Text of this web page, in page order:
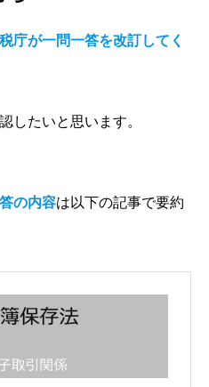
庁が一問一答を改訂してく
したいと思います。
の内容は以下の記事で要約